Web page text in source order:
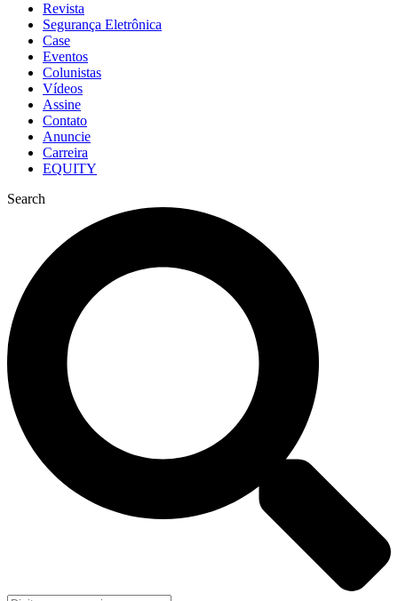
Revista
Segurança Eletrônica
Case
Eventos
Colunistas
Vídeos
Assine
Contato
Anuncie
Carreira
EQUITY
Search